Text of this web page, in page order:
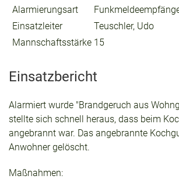
Alarmierungsart
Einsatzleiter
Teuschler, Udo
Mannschaftsstärke 15
Einsatzbericht
Alarmiert wurde "Brandgeruch aus
stellte sich schnell heraus, dass beim
angebrannt war. Das angebrannte
Anwohner gelöscht.
Maßnahmen: